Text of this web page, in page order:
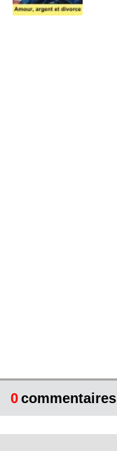
0commentaires